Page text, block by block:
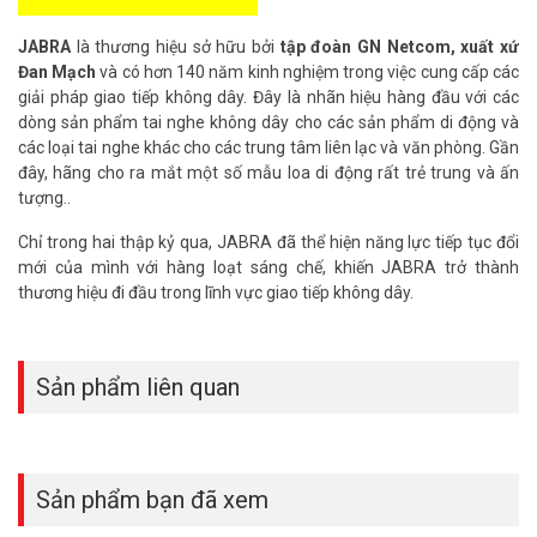
như Skype, Cisco, Avaya IP Softphone, Mirosoft Lync, IBM Lotus
Samtime, Siemens Solution Partner, Aastra, Polycom, Shoretel,
Alcatel-Lucent…
Loa Jabra SPEAk 510là giải pháp tối ưu dành cho bạn, với một chi
phí vừa phải để có được một phòng hội nghị trực tuyến chất lượng,
thuẩn tiện và tính di động cao, Jabra SPEAK 510 MS cho phép bạn
công ty đang gặp phải với các chi nhánh vừa và nhỏ của mình.
Giải pháp hội nghị trực tuyến với loa hội nghị Jabra
để làm việc với đối tác nước ngoài, làm việc với đội nhóm khi bạn
không có ở văn phòng, khi bạn ra công trình. Hoặc là phục vụ cho
JABRA là thương hiệu sở hữu bởi tập đoàn GN Netcom, xuất xứ
Đan Mạch và có hơn 140 năm kinh nghiệm trong việc cung cấp các
giải pháp giao tiếp không dây. Đây là nhãn hiệu hàng đầu với các
dòng sản phẩm tai nghe không dây cho các sản phẩm di động và
các loại tai nghe khác cho các trung tâm liên lạc và văn phòng. Gần
đây, hãng cho ra mắt một số mẫu loa di động rất trẻ trung và ấn
tượng..
Chỉ trong hai thập kỷ qua, JABRA đã thể hiện năng lực tiếp tục đổi
mới của mình với hàng loạt sáng chế, khiến JABRA trở thành
thương hiệu đi đầu trong lĩnh vực giao tiếp không dây.
Sản phẩm liên quan
Sản phẩm bạn đã xem